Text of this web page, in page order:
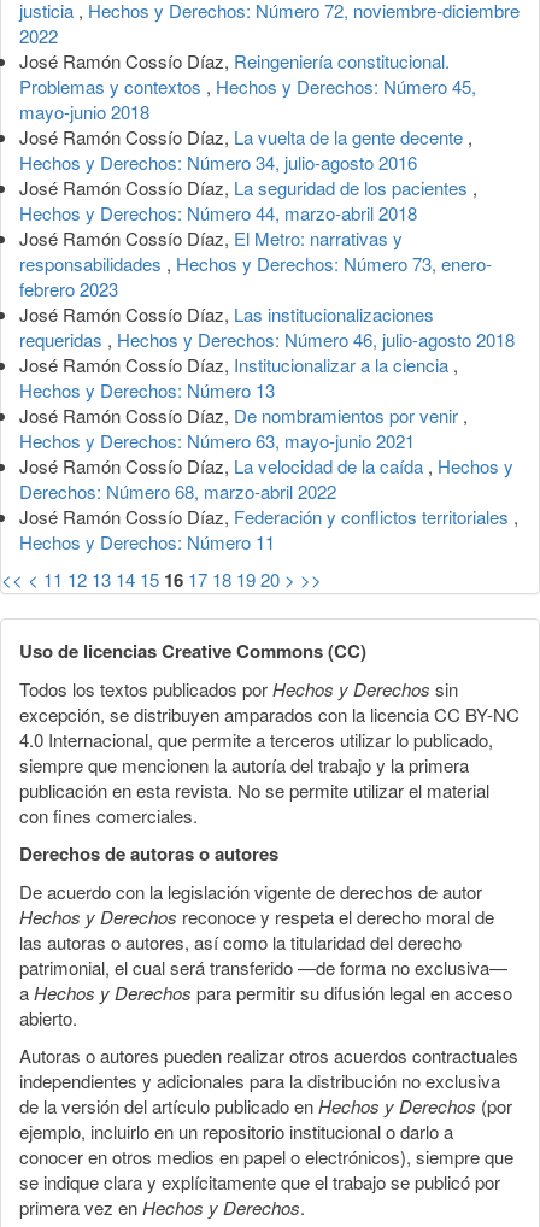
artículo
justicia , Hechos y Derechos: Número 72, noviembre-diciembre
2022
José Ramón Cossío Díaz, Reingeniería constitucional.
Problemas y contextos , Hechos y Derechos: Número 45,
mayo-junio 2018
José Ramón Cossío Díaz, La vuelta de la gente decente ,
Hechos y Derechos: Número 34, julio-agosto 2016
José Ramón Cossío Díaz, La seguridad de los pacientes ,
Hechos y Derechos: Número 44, marzo-abril 2018
José Ramón Cossío Díaz, El Metro: narrativas y
responsabilidades , Hechos y Derechos: Número 73, enero-
febrero 2023
José Ramón Cossío Díaz, Las institucionalizaciones
requeridas , Hechos y Derechos: Número 46, julio-agosto 2018
José Ramón Cossío Díaz, Institucionalizar a la ciencia ,
Hechos y Derechos: Número 13
José Ramón Cossío Díaz, De nombramientos por venir ,
Hechos y Derechos: Número 63, mayo-junio 2021
José Ramón Cossío Díaz, La velocidad de la caída , Hechos y
Derechos: Número 68, marzo-abril 2022
José Ramón Cossío Díaz, Federación y conflictos territoriales ,
Hechos y Derechos: Número 11
<< < 11 12 13 14 15 16 17 18 1920 > >>
Uso de licencias Creative Commons (CC)
Todos los textos publicados porHechos y Derechos sin
excepción, se distribuyen amparados con la licencia CC BY-NC
4.0 Internacional, que permite a terceros utilizar lo publicado,
siempre que mencionen la autoría del trabajo y la primera
publicación en esta revista. No se permite utilizar el material
con fines comerciales.
Derechos de autoras o autores
De acuerdo con la legislación vigente de derechos de autor
Hechos y Derechos reconoce y respeta el derecho moral de
las autoras o autores, así como la titularidad del derecho
patrimonial, el cual será transferido —de forma no exclusiva—
aHechos y Derechos para permitir su difusión legal en acceso
abierto.
Autoras o autores pueden realizar otros acuerdos contractuales
independientes y adicionales para la distribución no exclusiva
de la versión del artículo publicado enHechos y Derechos (por
ejemplo, incluirlo en un repositorio institucional o darlo a
conocer en otros medios en papel o electrónicos), siempre que
se indique clara y explícitamente que el trabajo se publicó por
primera vez enHechos y Derechos.